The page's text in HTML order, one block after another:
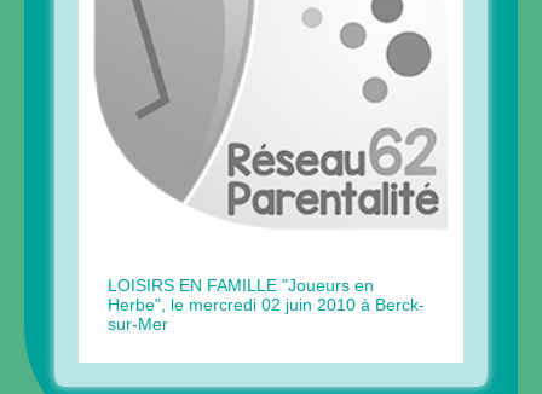
LOISIRS EN FAMILLE "Joueurs en
Herbe", le mercredi 02 juin 2010 à Berck-
sur-Mer